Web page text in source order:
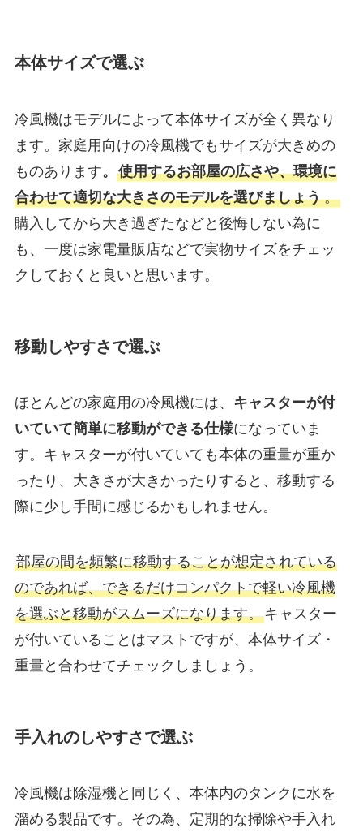
本体サイズで選ぶ
冷風機はモデルによって本体サイズが全く異なり
ます。家庭用向けの冷風機でもサイズが大きめの
ものあります。 使用するお部屋の広さや、環境に
合わせて適切な大きさのモデルを選びましょう 。
購入してから大き過ぎたなどと後悔しない為に
も、一度は家電量販店などで実物サイズをチェッ
クしておくと良いと思います。
移動しやすさで選ぶ
ほとんどの家庭用の冷風機には、 キャスターが付
いていて簡単に移動ができる仕様になっていま
す。キャスターが付いていても本体の重量が重か
ったり、大きさが大きかったりすると、移動する
際に少し手間に感じるかもしれません。
部屋の間を頻繁に移動することが想定されている
のであれば、できるだけコンパクトで軽い冷風機
を選ぶと移動がスムーズになります。キャスター
が付いていることはマストですが、本体サイズ・
重量と合わせてチェックしましょう。
手入れのしやすさで選ぶ
冷風機は除湿機と同じく、本体内のタンクに水を
溜める製品です。その為、定期的な掃除や手入れ